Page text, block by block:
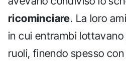
ricominciare. La loro
in cui entrambi
ruoli, finendo spesso